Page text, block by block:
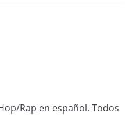
Rap en español. Todos